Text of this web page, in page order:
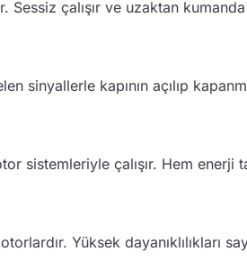
Sessiz çalışır ve uzaktan
sinyallerle kapının açılıp
sistemleriyle çalışır. Hem
Yüksek dayanıklılıkları